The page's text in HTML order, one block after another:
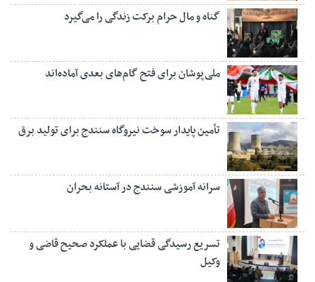
گناه و مال حرام برکت زندگی را می‌گیرد
ملی‌پوشان برای فتح گام‌های بعدی آماده‌اند
تأمین پایدار سوخت نیروگاه سنندج برای تولید برق
سرانه آموزشی سنندج در آستانه بحران
تسریع رسیدگی قضایی با عملکرد صحیح قاضی و
وکیل